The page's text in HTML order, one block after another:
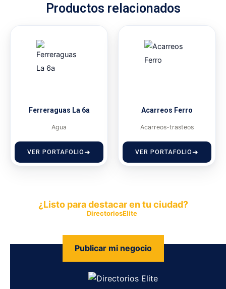
Productos relacionados
Ferreraguas La 6a
Agua
VER PORTAFOLIO
Acarreos Ferro
Acarreos-trasteos
VER PORTAFOLIO
¿Listo para destacar en tu ciudad?
DirectoriosElite
Publicar mi negocio